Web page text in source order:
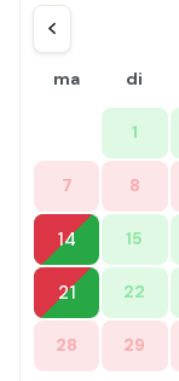
ma di
1
7 8
14 15
21 22
28 29